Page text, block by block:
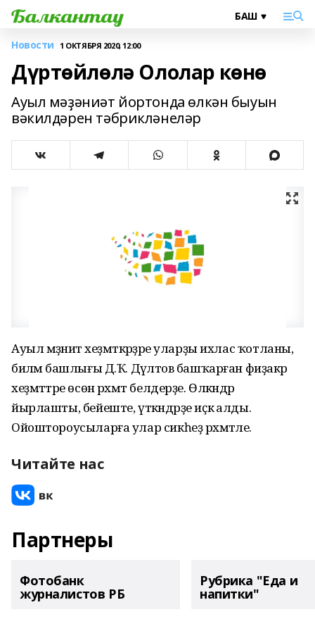
Новости 1 ОКТЯБРЯ 2020, 12:00
Дүртөйлөлә Ололар көнө
Ауыл мәҙәниәт йортонда өлкән быуын
вәкилдәрен тәбрикләнеләр
Ауыл мәҙәниәт хеҙмәткәрҙәре уларҙы ихлас ҡотланы,
биләмә башлығы Д.Ҡ. Дәүләтов башҡарған фиҙакәр
хеҙмәттәре өсөн рәхмәт белдерҙе. Өлкәндәр
йырлашты, бейеште, үткәндәрҙе иҫкә алды.
Ойоштороусыларға улар сикһеҙ рәхмәтле.
Читайте нас
Партнеры
Фотобанк
журналистов РБ
Рубрика "Еда и
напитки"